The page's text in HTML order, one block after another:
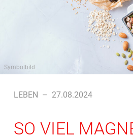
Symbolbild
LEBEN – 27.08.2024
SO VIEL